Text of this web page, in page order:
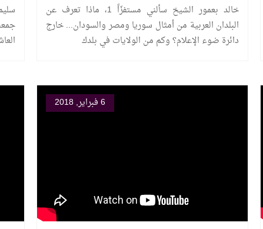
خالد بعمور الشيخ سألني مستفزّاً 1، ماذا تعرف عن
البلدان العربية من أمثال سوريا ومصر والسودان... خارج
دائرة ضوء الإعلام؟ وكم من الولايات في بلدك
6 فبراير, 2018